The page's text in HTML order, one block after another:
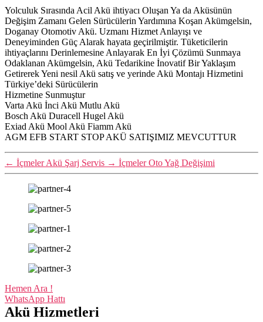
Yolculuk Sırasında Acil Akü ihtiyacı Oluşan Ya da Aküsünün
Değişim Zamanı Gelen Sürücülerin Yardımına Koşan Akümgelsin,
Doganay Otomotiv Akü. Uzmanı Hizmet Anlayışı ve
Deneyiminden Güç Alarak hayata geçirilmiştir. Tüketicilerin
ihtiyaçlarını Derinlemesine Anlayarak En İyi Çözümü Sunmaya
Odaklanan Akümgelsin, Akü Tedarikine İnovatif Bir Yaklaşım
Getirerek Yeni nesil Akü satış ve yerinde Akü Montajı Hizmetini
Türkiye’deki Sürücülerin
Hizmetine Sunmuştur
Varta Akü İnci Akü Mutlu Akü
Bosch Akü Duracell Hugel Akü
Exiad Akü Mool Akü Fiamm Akü
AGM EFB START STOP AKÜ SATIŞIMIZ MEVCUTTUR
← İçmeler Akü Şarj Servis → İçmeler Oto Yağ Değişimi
Hemen Ara !
WhatsApp Hattı
Akü Hizmetleri